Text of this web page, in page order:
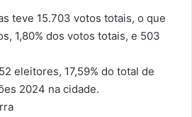
teve 15.703 votos totais, o que
1,80% dos votos totais, e 503
eleitores, 17,59% do total de
2024 na cidade.